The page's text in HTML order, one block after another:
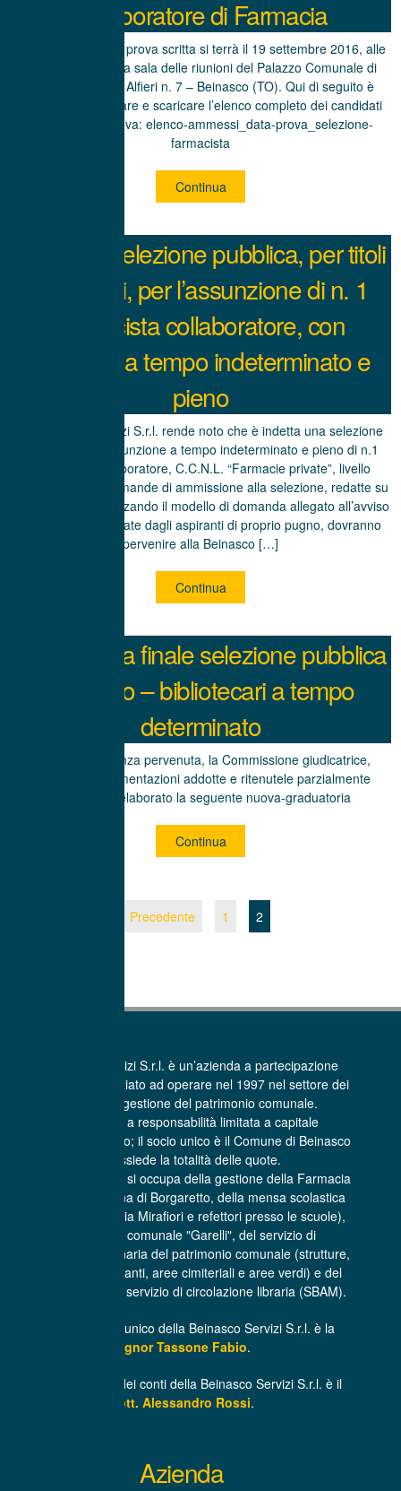
collaboratore di Farmacia
Si comunica che la prova scritta si terrà il 19 settembre 2016, alle
ore 9.30, presso la sala delle riunioni del Palazzo Comunale di
Beinasco, piazza Alfieri n. 7 – Beinasco (TO). Qui di seguito è
possibile visualizzare e scaricare l’elenco completo dei candidati
ammessi alla prova: elenco-ammessi_data-prova_selezione-
farmacista
Continua
Avviso di selezione pubblica, per titoli
ed esami, per l’assunzione di n. 1
farmacista collaboratore, con
contratto a tempo indeterminato e
pieno
La Beinasco Servizi S.r.l. rende noto che è indetta una selezione
pubblica per l’assunzione a tempo indeterminato e pieno di n.1
farmacista collaboratore, C.C.N.L. “Farmacie private”, livello
retributivo 1. Le domande di ammissione alla selezione, redatte su
carta semplice utilizzando il modello di domanda allegato all’avviso
di selezione e firmate dagli aspiranti di proprio pugno, dovranno
pervenire alla Beinasco […]
Continua
Graduatoria finale selezione pubblica
per aiuto – bibliotecari a tempo
determinato
A seguito di istanza pervenuta, la Commissione giudicatrice,
valutate le argomentazioni addotte e ritenutele parzialmente
fondate, ha elaborato la seguente nuova-graduatoria
Continua
Precedente 1 2
La Beinasco Servizi S.r.l. è un’azienda a partecipazione
pubblica che ha iniziato ad operare nel 1997 nel settore dei
Servizi per la gestione del patrimonio comunale.
E’ una società a responsabilità limitata a capitale
interamente pubblico; il socio unico è il Comune di Beinasco
che possiede la totalità delle quote.
La Beinasco Servizi si occupa della gestione della Farmacia
comunale Sant’Anna di Borgaretto, della mensa scolastica
(centro cottura di via Mirafiori e refettori presso le scuole),
dell'asilo nido comunale "Garelli", del servizio di
manutenzione ordinaria del patrimonio comunale (strutture,
infrastrutture, impianti, aree cimiteriali e aree verdi) e del
trasporto libri per il servizio di circolazione libraria (SBAM).
L’Amministratore unico della Beinasco Servizi S.r.l. è la
Signor Tassone Fabio.
Il Revisore unico dei conti della Beinasco Servizi S.r.l. è il
Dott. Alessandro Rossi.
Azienda